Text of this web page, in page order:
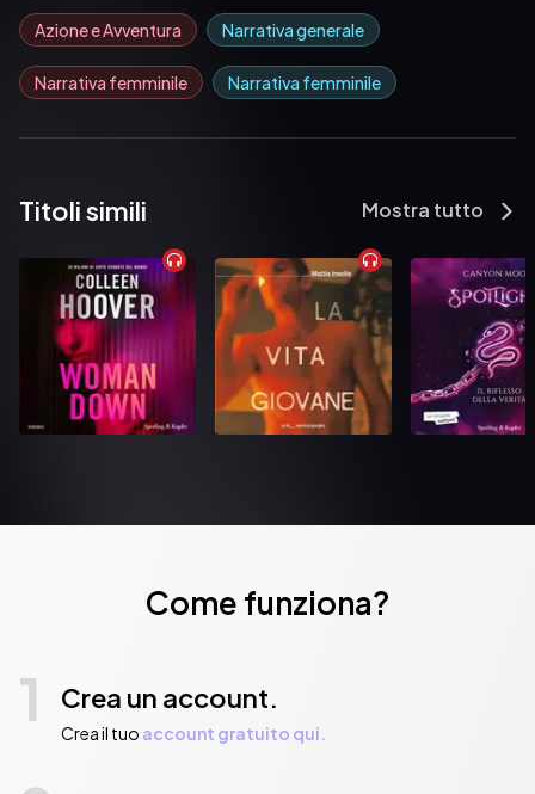
Azione e Avventura Narrativa generale
Narrativa femminile Narrativa femminile
Titoli simili Mostra tutto
Come funziona?
1 Crea un account.
Crea il tuo account gratuito qui.